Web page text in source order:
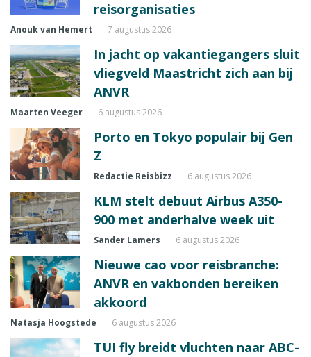
reisorganisaties
Anouk van Hemert 7 augustus 2026
In jacht op vakantiegangers sluit
vliegveld Maastricht zich aan bij
ANVR
Maarten Veeger 6 augustus 2026
Porto en Tokyo populair bij Gen
Z
Redactie Reisbizz 6 augustus 2026
KLM stelt debuut Airbus A350-
900 met anderhalve week uit
Sander Lamers 6 augustus 2026
Nieuwe cao voor reisbranche:
ANVR en vakbonden bereiken
akkoord
Natasja Hoogstede 6 augustus 2026
TUI fly breidt vluchten naar ABC-